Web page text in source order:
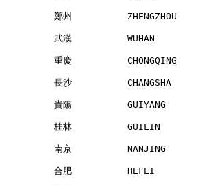
鄭州          ZHENGZHOU
武漢          WUHAN
重慶
長沙          CHANGSHA
貴陽          GUIYANG
桂林          GUILIN
南京          NANJING
合肥          HEFEI